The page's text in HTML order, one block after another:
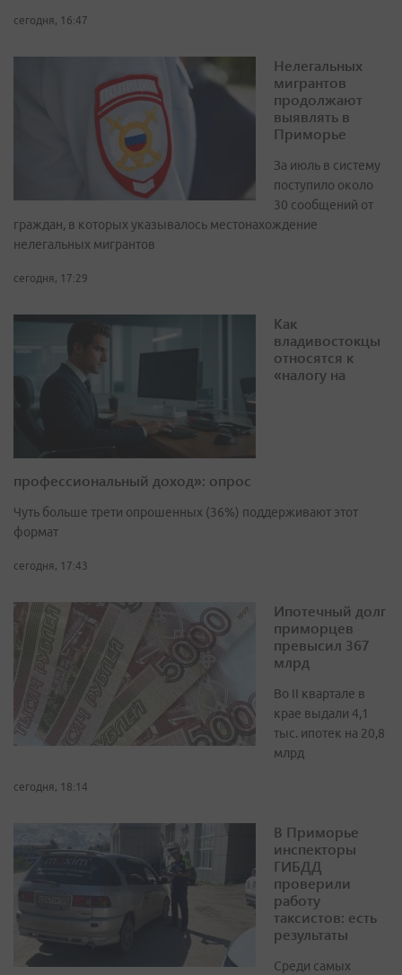
сегодня, 16:47
Нелегальных
мигрантов
продолжают
выявлять в
Приморье
За июль в систему
поступило около
30 сообщений от
граждан, в которых указывалось местонахождение
нелегальных мигрантов
сегодня, 17:29
Как
владивостокцы
относятся к
«налогу на
профессиональный доход»: опрос
Чуть больше трети опрошенных (36%) поддерживают этот
формат
сегодня, 17:43
Ипотечный долг
приморцев
превысил 367
млрд
Во II квартале в
крае выдали 4,1
тыс. ипотек на 20,8
млрд
сегодня, 18:14
В Приморье
инспекторы
ГИБДД
проверили
работу
таксистов: есть
результаты
Среди самых